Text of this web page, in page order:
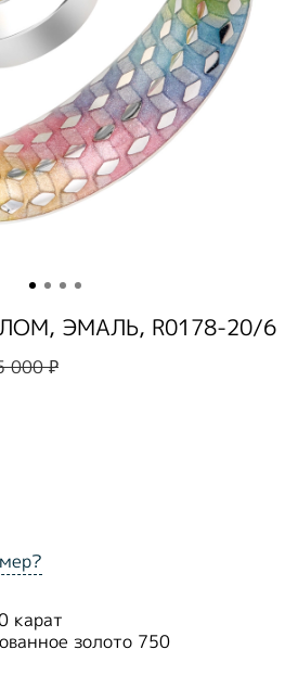
ЭМАЛЬ, R0178-20/6
000 ₽
карат
золото 750